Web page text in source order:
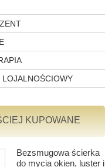
LOJALNOŚCIOWY
KUPOWANE
Bezsmugowa ścierka
do mycia okien, luster i